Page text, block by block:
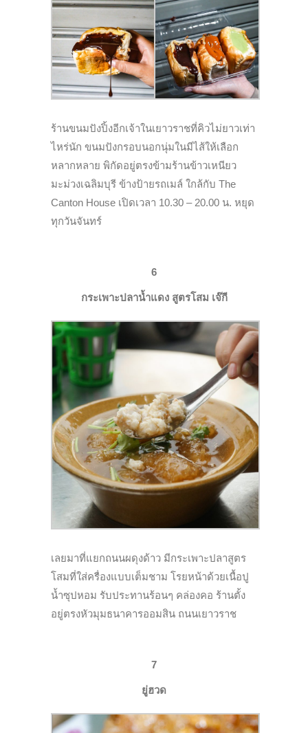
ร้านขนมปังปิ้งอีกเจ้าในเยาวราชที่คิวไม่ยาวเท่า
ไหร่นัก ขนมปังกรอบนอกนุ่มในมีไส้ให้เลือก
หลากหลาย พิกัดอยู่ตรงข้ามร้านข้าวเหนียว
มะม่วงเฉลิมบุรี ข้างป้ายรถเมล์ ใกล้กับ The
Canton House เปิดเวลา 10.30 – 20.00 น. หยุด
ทุกวันจันทร์
6
กระเพาะปลาน้ำแดง สูตรโสม เจ๊กี
เลยมาที่แยกถนนผดุงด้าว มีกระเพาะปลาสูตร
โสมที่ใส่ครื่องแบบเต็มชาม โรยหน้าด้วยเนื้อปู
น้ำซุปหอม รับประทานร้อนๆ คล่องคอ ร้านตั้ง
อยู่ตรงหัวมุมธนาคารออมสิน ถนนเยาวราช
7
ยู่ฮวด